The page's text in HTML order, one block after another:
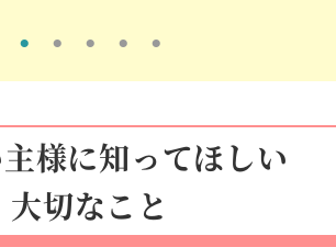
様に知ってほしい
大切なこと